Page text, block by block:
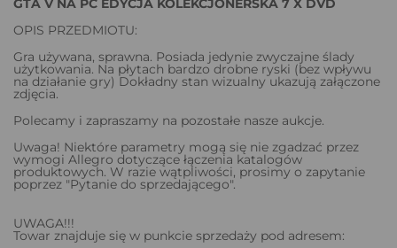
GTA V NA PC EDYCJA KOLEKCJONERSKA 7 X DVD
OPIS PRZEDMIOTU:
Gra używana, sprawna. Posiada jedynie zwyczajne ślady
użytkowania. Na płytach bardzo drobne ryski (bez wpływu
na działanie gry) Dokładny stan wizualny ukazują załączone
zdjęcia.
Polecamy i zapraszamy na pozostałe nasze aukcje.
Uwaga! Niektóre parametry mogą się nie zgadzać przez
wymogi Allegro dotyczące łączenia katalogów
produktowych. W razie wątpliwości, prosimy o zapytanie
poprzez "Pytanie do sprzedającego".
UWAGA!!!
Towar znajduje się w punkcie sprzedaży pod adresem: